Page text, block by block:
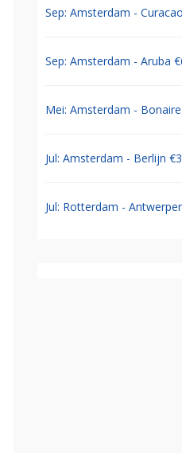
Sep: Amsterdam -
Sep: Amsterdam - Aruba
Mei: Amsterdam -
Jul: Amsterdam - Berlijn
Jul: Rotterdam -